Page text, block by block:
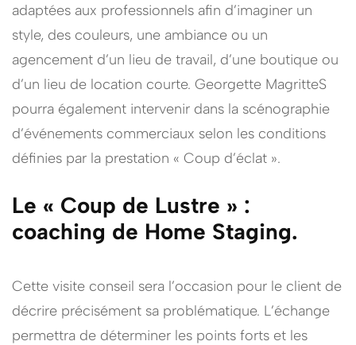
adaptées aux professionnels afin d’imaginer un
style, des couleurs, une ambiance ou un
agencement d’un lieu de travail, d’une boutique ou
d’un lieu de location courte. Georgette MagritteS
pourra également intervenir dans la scénographie
d’événements commerciaux selon les conditions
définies par la prestation « Coup d’éclat ».
Le « Coup de Lustre » :
coaching de Home Staging.
Cette visite conseil sera l’occasion pour le client de
décrire précisément sa problématique. L’échange
permettra de déterminer les points forts et les